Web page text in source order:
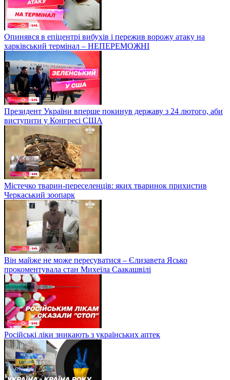
Опинявся в епіцентрі вибухів і пережив ворожу атаку на
харківський термінал – НЕПЕРЕМОЖНІ
Президент України вперше покинув державу з 24 лютого, аби
виступити у Конгресі США
Містечко тварин-переселенців: яких тваринок прихистив
Черкаський зоопарк
Він майже не може пересуватися – Єлизавета Ясько
прокоментувала стан Михеїла Саакашвілі
Російські ліки зникають з українських аптек